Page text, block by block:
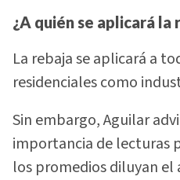
¿A quién se aplicará la
La rebaja se aplicará a
residenciales como
Sin embargo, Aguilar
importancia de lecturas
los promedios diluyan el